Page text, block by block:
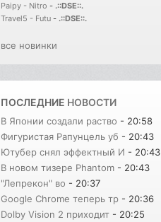
Paipy - Nitro - .::DSE::.
Travel5 - Futu - .::DSE::.
все новинки
ПОСЛЕДНИЕ НОВОСТИ
В Японии создали раство - 20:58
Фигуристая Рапунцель уб - 20:43
Ютубер снял эффектный И - 20:43
В новом тизере Phantom - 20:43
"Лепрекон" во - 20:37
Google Chrome теперь тр - 20:36
Dolby Vision 2 приходит - 20:25